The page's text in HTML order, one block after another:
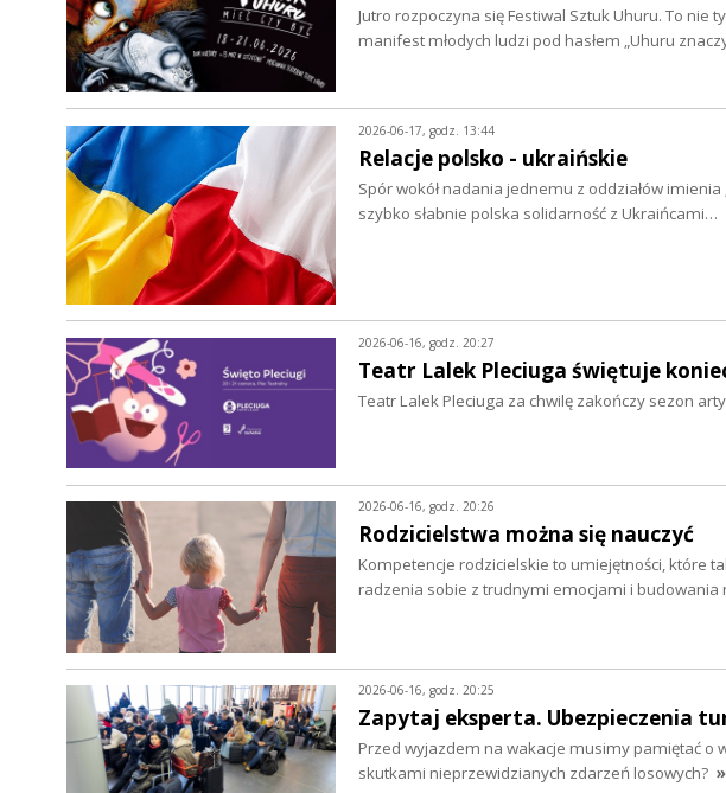
Jutro rozpoczyna się Festiwal Sztuk Uhuru. To
manifest młodych ludzi pod hasłem „Uhuru
2026-06-17, godz. 13:44
Relacje polsko - ukraińskie
Spór wokół nadania jednemu z oddziałów imienia
szybko słabnie polska solidarność z Ukraińcami…
2026-06-16, godz. 20:27
Teatr Lalek Pleciuga świętuje
Teatr Lalek Pleciuga za chwilę zakończy sezon
2026-06-16, godz. 20:26
Rodzicielstwa można się nauczyć
Kompetencje rodzicielskie to umiejętności, które
radzenia sobie z trudnymi emocjami i budowania
2026-06-16, godz. 20:25
Zapytaj eksperta. Ubezpieczenia
Przed wyjazdem na wakacje musimy pamiętać o
skutkami nieprzewidzianych zdarzeń losowych?